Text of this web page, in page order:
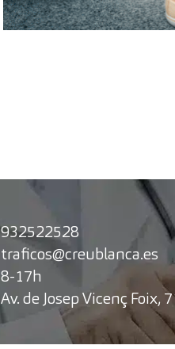
932522528
traficos@creublanca.es
8-17h
Av. de Josep Vicenç Foix,